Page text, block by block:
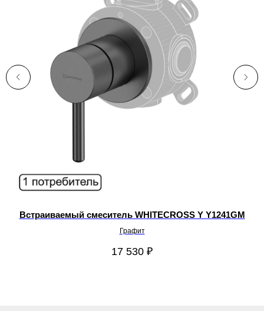
Встраиваемый смеситель WHITECROSS Y Y1241GM
Графит
17 530 ₽